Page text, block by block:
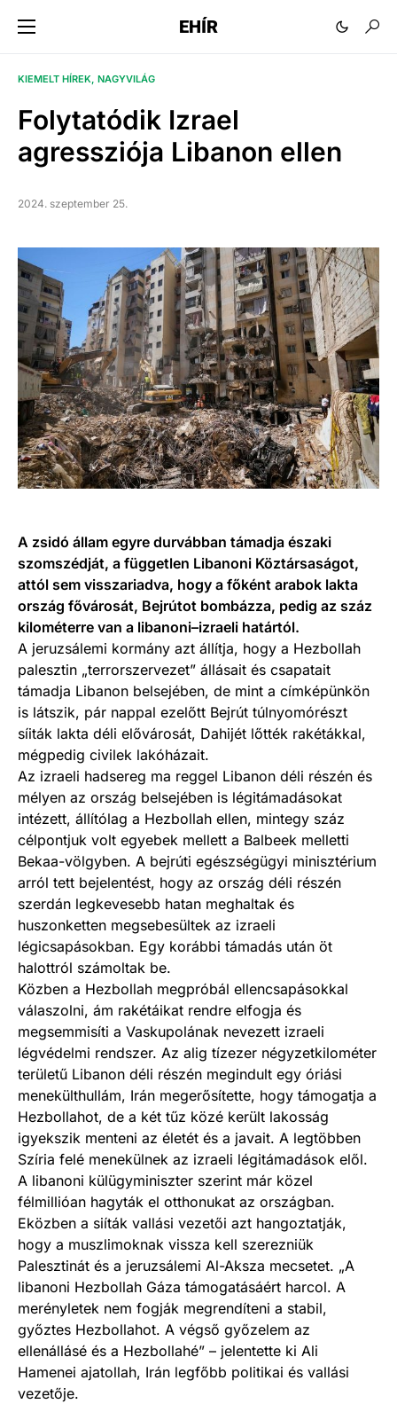
EHÍR
KIEMELT HÍREK NAGYVILÁG
Folytatódik Izrael
agressziója Libanon ellen
2024. szeptember 25.
A zsidó állam egyre durvábban támadja északi
szomszédját, a független Libanoni Köztársaságot,
attól sem visszariadva, hogy a főként arabok lakta
ország fővárosát, Bejrútot bombázza, pedig az száz
kilométerre van a libanoni–izraeli határtól.
A jeruzsálemi kormány azt állítja, hogy a Hezbollah
palesztin „terrorszervezet” állásait és csapatait
támadja Libanon belsejében, de mint a címképünkön
is látszik, pár nappal ezelőtt Bejrút túlnyomórészt
síiták lakta déli elővárosát, Dahijét lőtték rakétákkal,
mégpedig civilek lakóházait.
Az izraeli hadsereg ma reggel Libanon déli részén és
mélyen az ország belsejében is légitámadásokat
intézett, állítólag a Hezbollah ellen, mintegy száz
célpontjuk volt egyebek mellett a Balbeek melletti
Bekaa-völgyben. A bejrúti egészségügyi minisztérium
arról tett bejelentést, hogy az ország déli részén
szerdán legkevesebb hatan meghaltak és
huszonketten megsebesültek az izraeli
légicsapásokban. Egy korábbi támadás után öt
halottról számoltak be.
Közben a Hezbollah megpróbál ellencsapásokkal
válaszolni, ám rakétáikat rendre elfogja és
megsemmisíti a Vaskupolának nevezett izraeli
légvédelmi rendszer. Az alig tízezer négyzetkilométer
területű Libanon déli részén megindult egy óriási
menekülthullám, Irán megerősítette, hogy támogatja a
Hezbollahot, de a két tűz közé került lakosság
igyekszik menteni az életét és a javait. A legtöbben
Szíria felé menekülnek az izraeli légitámadások elől.
A libanoni külügyminiszter szerint már közel
félmillióan hagyták el otthonukat az országban.
Eközben a siíták vallási vezetői azt hangoztatják,
hogy a muszlimoknak vissza kell szerezniük
Palesztinát és a jeruzsálemi Al-Aksza mecsetet. „A
libanoni Hezbollah Gáza támogatásáért harcol. A
merényletek nem fogják megrendíteni a stabil,
győztes Hezbollahot. A végső győzelem az
ellenállásé és a Hezbollahé” – jelentette ki Ali
Hamenei ajatollah, Irán legfőbb politikai és vallási
vezetője.